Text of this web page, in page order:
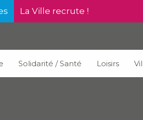
La Ville recrute !
Solidarité / Santé Loisirs